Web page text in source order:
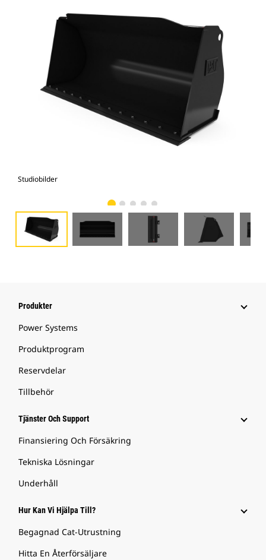
Studiobilder
Produkter
Power Systems
Produktprogram
Reservdelar
Tillbehör
Tjänster Och Support
Finansiering Och Försäkring
Tekniska Lösningar
Underhåll
Hur Kan Vi Hjälpa Till?
Begagnad Cat-Utrustning
Hitta En Återförsäljare